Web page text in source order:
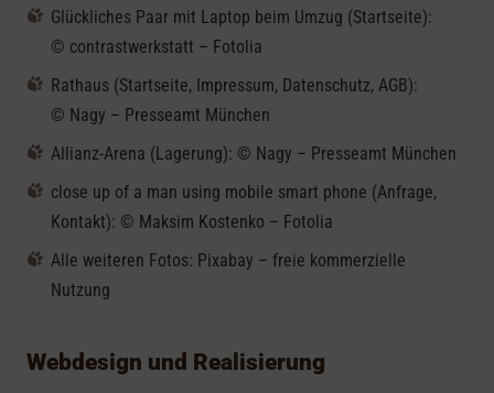
Glückliches Paar mit Laptop beim Umzug (Startseite):
© contrastwerkstatt – Fotolia
Rathaus (Startseite, Impressum, Datenschutz, AGB):
© Nagy – Presseamt München
Allianz-Arena (Lagerung): © Nagy – Presseamt München
close up of a man using mobile smart phone (Anfrage,
Kontakt): © Maksim Kostenko – Fotolia
Alle weiteren Fotos: Pixabay – freie kommerzielle
Nutzung
Webdesign und Realisierung